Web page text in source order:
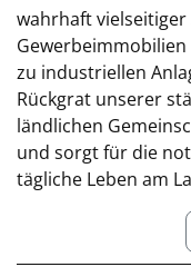
wahrhaft
zu industriellen
Rückgrat unserer
ländlichen
und sorgt für die
tägliche Leben am